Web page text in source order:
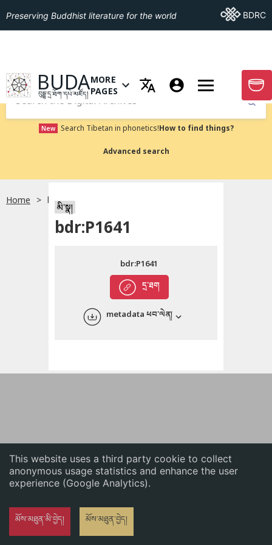
This website uses a third party cookie to collect
anonymous usage statistics and enhance the user
experience (Google Analytics).
མོས་མཐུན་མི་བྱེད། མོས་མཐུན་བྱེད།
English
Preserving Buddhist literature for the world Go ToBDRC
GO TO HOMEPAGE
BUDA
བུདྡྷ་དྲ་ཐོག་དཔེ་མཛོད།
OPEN MENU OF MORE PAGES
MORE
PAGES
GO
Submit
New Search Tibetan in phonetics!How to find things?
Advanced search
Home bdr:P1641
མི་སྣ།
bdr:P1641
དྲ་ཐག
bdr:P1641
metadata ཕབ་ལེན།